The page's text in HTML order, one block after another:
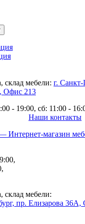
склад мебели: г. Санкт-
Офис 213
- 19:00, сб: 11:00 -
Наши контакты
склад мебели:
пр. Елизарова